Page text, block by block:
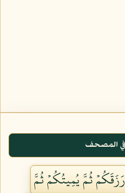
المصحف
ثُمَّ يُمِيتُكُمۡ ثُمَّ